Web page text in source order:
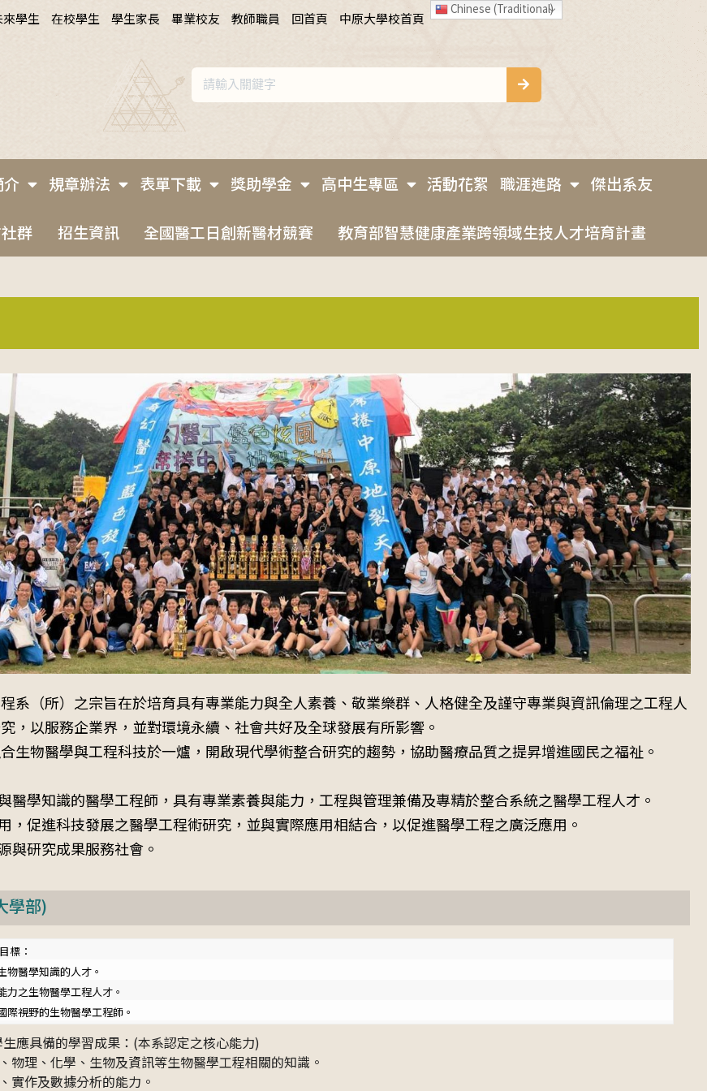
來學生 在校學生 學生家長 畢業校友 教師職員 回首頁 中原大學校首頁
Chinese (Traditional)
規章辦法 表單下載 獎助學金 高中生專區 活動花絮 職涯進路 傑出系友
群 招生資訊 全國醫工日創新醫材競賽 教育部智慧健康產業跨領域生技人才培育計畫
系（所）之宗旨在於培育具有專業能力與全人素養、敬業樂群、人格健全及謹守專業與資訊倫理之工程人
，以服務企業界，並對環境永續、社會共好及全球發展有所影響。
生物醫學與工程科技於一爐，開啟現代學術整合研究的趨勢，協助醫療品質之提昇增進國民之福祉。
醫學知識的醫學工程師，具有專業素養與能力，工程與管理兼備及專精於整合系統之醫學工程人才。
，促進科技發展之醫學工程術研究，並與實際應用相結合，以促進醫學工程之廣泛應用。
與研究成果服務社會。
學部)
標：
物醫學知識的人才。
力之生物醫學工程人才。
際視野的生物醫學工程師。
應具備的學習成果：(本系認定之核心能力)
物理、化學、生物及資訊等生物醫學工程相關的知識。
實作及數據分析的能力。